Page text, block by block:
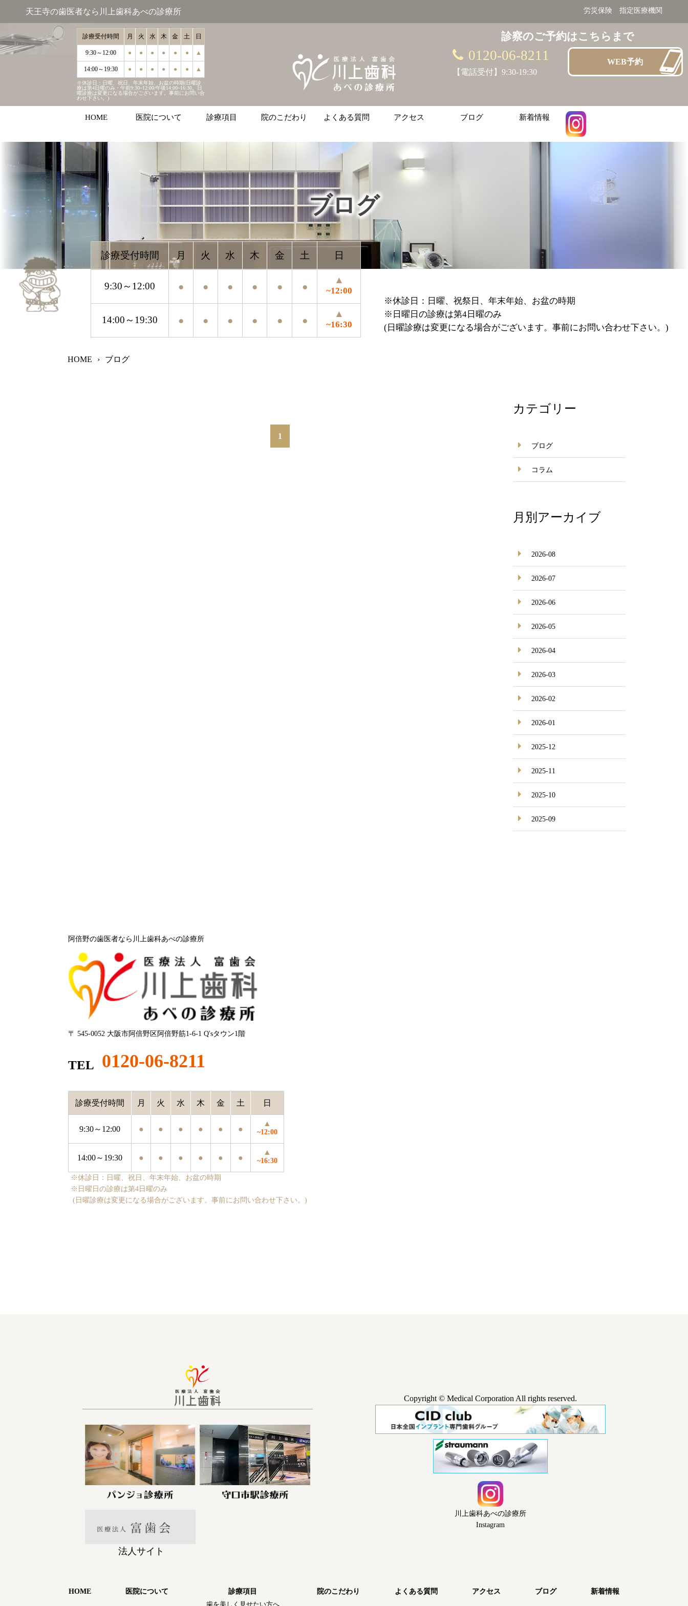
天王寺の歯医者なら川上歯科あべの診療所 労災保険 指定医療機関
診察のご予約はこちらまで
0120-06-8211
【電話受付】9:30-19:30
WEB予約
診療受付時間 月 火 水 木 金 土 日
9:30～12:00 ● ● ● ● ● ● ▲
14:00～19:30 ● ● ● ● ● ● ▲
※休診日：日曜、祝日、年末年始、お盆の時期(日曜診
療は第4日曜のみ・午前9:30~12:00/午後14:00~16:30。日
曜診療は変更になる場合がございます。事前にお問い合
わせ下さい。)
HOME 医院について 診療項目 院のこだわり よくある質問 アクセス ブログ 新着情報
ブログ
診療受付時間
9:30～12:00 ● ● ● ● ● ● ~12:00
14:00～19:30 ● ● ● ● ● ●
▲
~16:30
※休診日：日曜、祝祭日、年末年始、お盆の時期
※日曜日の診療は第4日曜のみ
HOME › ブログ
1
カテゴリー
ブログ
コラム
月別アーカイブ
2026-08
2026-07
2026-06
2026-05
2026-04
2026-03
2026-02
2026-01
2025-12
2025-11
2025-10
2025-09
阿倍野の歯医者なら川上歯科あべの診療所
〒 545-0052 大阪市阿倍野区阿倍野筋1-6-1 Q'sタウン1階
TEL 0120-06-8211
診療受付時間 月 火 水 木 金 土 日
9:30～12:00 ● ● ● ● ● ●
▲
~12:00
14:00～19:30 ● ● ● ● ● ●
▲
~16:30
※休診日：日曜、祝日、年末年始、お盆の時期
※日曜日の診療は第4日曜のみ
(日曜診療は変更になる場合がございます。事前にお問い合わせ下さい。)
法人サイト
Copyright © Medical Corporation All rights reserved.
川上歯科あべの診療所
Instagram
HOME 医院について
診療項目
歯を美しく見せたい方へ
院のこだわり よくある質問 アクセス ブログ 新着情報